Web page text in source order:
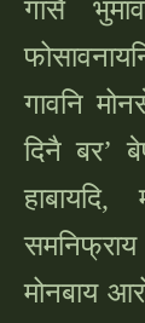
गासै
गावनि
दिनै बर’
समनिफ्राय
मोनबाय